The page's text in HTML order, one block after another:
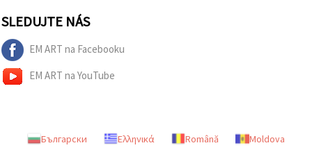
SLEDUJTE NÁS
EM ART na Facebooku
EM ART na YouTube
Български Ελληνικά Română Moldova